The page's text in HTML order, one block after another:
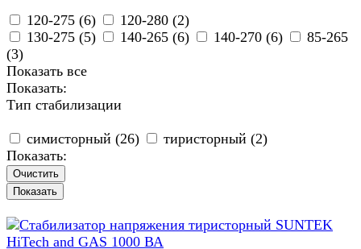
120-275 (6) 120-280 (2)
130-275 (5) 140-265 (6) 140-270 (6)
85-265
(3)
Показать все
Показать:
Тип стабилизации
симисторный (26) тиристорный (2)
Показать:
Очистить